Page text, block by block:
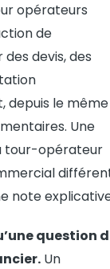
opérateurs
de
devis, des
depuis le même
Une
tour-opérateur
note
question
Un